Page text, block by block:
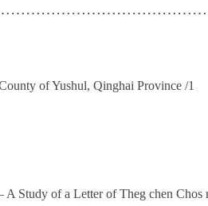
of Yushul, Qinghai Province /1
Study of a Letter of Theg chen